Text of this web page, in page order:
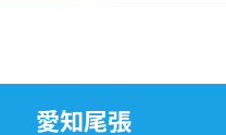
愛知尾張